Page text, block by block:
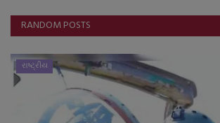
RANDOM POSTS
રાષ્ટ્રીય